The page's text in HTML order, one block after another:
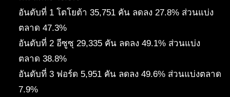
อันดับที่ 1 โตโยต้า 35,751 คัน ลดลง 27.8% ส่วนแบ่ง
ตลาด 47.3%
อันดับที่ 2 อีซูซุ 29,335 คัน ลดลง 49.1% ส่วนแบ่ง
ตลาด 38.8%
อันดับที่ 3 ฟอร์ด 5,951 คัน ลดลง 49.6% ส่วนแบ่งตลาด
7.9%